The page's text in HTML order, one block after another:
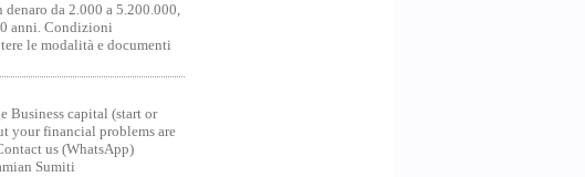
da 2.000 a 5.200.000,
anni. Condizioni
le modalità e documenti
Business capital (start or
your financial problems are
us (WhatsApp)
Sumiti